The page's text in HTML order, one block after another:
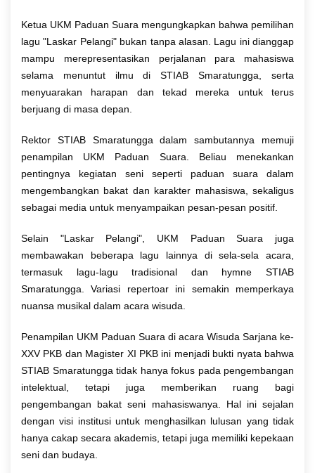
Ketua UKM Paduan Suara mengungkapkan bahwa pemilihan
lagu "Laskar Pelangi" bukan tanpa alasan. Lagu ini dianggap
mampu merepresentasikan perjalanan para mahasiswa
selama menuntut ilmu di STIAB Smaratungga, serta
menyuarakan harapan dan tekad mereka untuk terus
berjuang di masa depan.
Rektor STIAB Smaratungga dalam sambutannya memuji
penampilan UKM Paduan Suara. Beliau menekankan
pentingnya kegiatan seni seperti paduan suara dalam
mengembangkan bakat dan karakter mahasiswa, sekaligus
sebagai media untuk menyampaikan pesan-pesan positif.
Selain "Laskar Pelangi", UKM Paduan Suara juga
membawakan beberapa lagu lainnya di sela-sela acara,
termasuk lagu-lagu tradisional dan hymne STIAB
Smaratungga. Variasi repertoar ini semakin memperkaya
nuansa musikal dalam acara wisuda.
Penampilan UKM Paduan Suara di acara Wisuda Sarjana ke-
XXV PKB dan Magister XI PKB ini menjadi bukti nyata bahwa
STIAB Smaratungga tidak hanya fokus pada pengembangan
intelektual, tetapi juga memberikan ruang bagi
pengembangan bakat seni mahasiswanya. Hal ini sejalan
dengan visi institusi untuk menghasilkan lulusan yang tidak
hanya cakap secara akademis, tetapi juga memiliki kepekaan
seni dan budaya.